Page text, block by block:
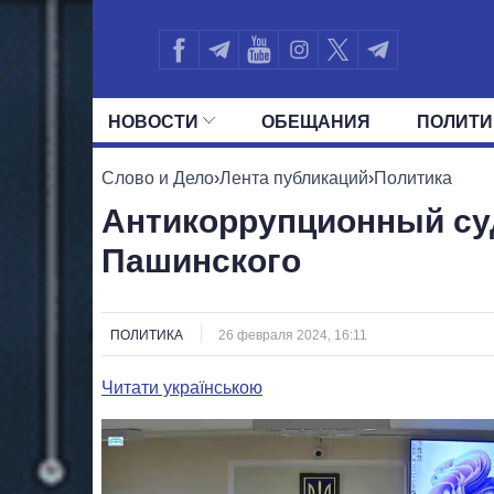
НОВОСТИ ОБЕЩАНИЯ
ВСЕ ПОЛИТИКИ ПРЕЗИДЕНТ И
Слово и Дело›Лента публикаций›Политика
Антикоррупционный
Пашинского
ПОЛИТИКА 26 февраля 2024, 16:11
Читати українською